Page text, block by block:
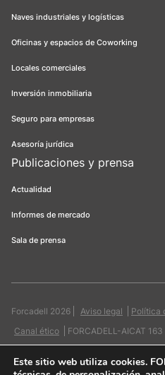
Naves industriales y logísticas
Oficinas y espacios de Coworking
Locales comerciales
Inversión inmobiliaria
Seguro para empresas
Asesoría jurídica
Publicaciones y prensa
Actualidad
Informes de mercado
Sala de prensa
Forcadell 2026 Aviso legal Política
Canal ético
FORCADELL-AICAT
Este sitio web utiliza cookies.